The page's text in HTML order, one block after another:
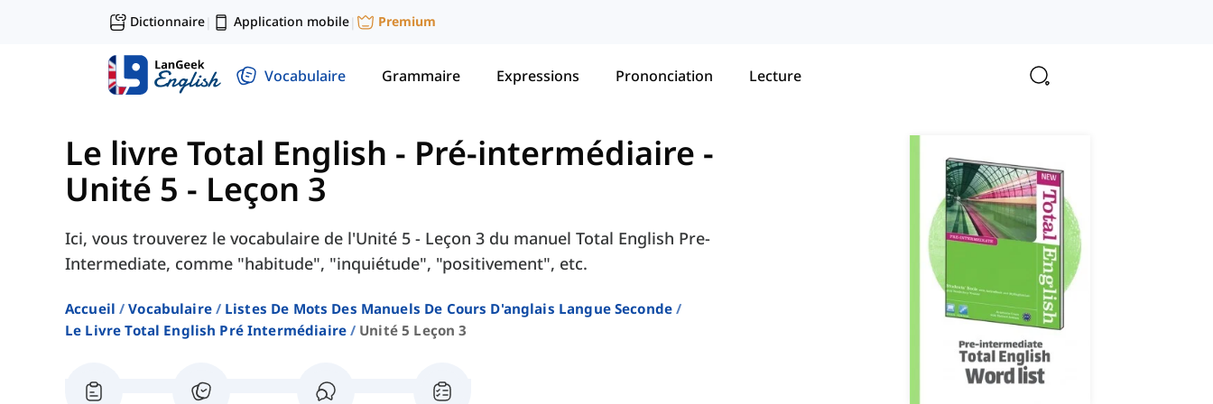
Dictionnaire| Application mobile| Premium
Vocabulaire Grammaire Expressions Prononciation Lecture
Le livre Total English - Pré-intermédiaire -
Unité 5 - Leçon 3
Ici, vous trouverez le vocabulaire de l'Unité 5 - Leçon 3 du manuel Total English Pre-
Intermediate, comme "habitude", "inquiétude", "positivement", etc.
Accueil Vocabulaire
Listes De Mots Des Manuels De Cours D'anglais Langue Seconde
Le Livre Total English Pré Intermédiaire
Unité 5 Leçon 3